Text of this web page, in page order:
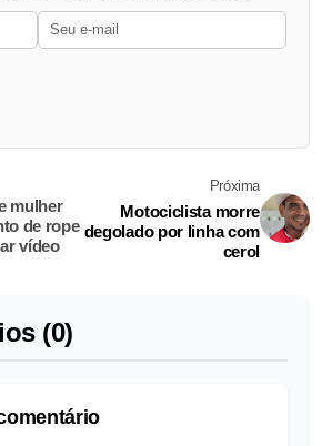
mulher
de rope
vídeo
Próxima
Motociclista morre
degolado por linha com
cerol
(0)